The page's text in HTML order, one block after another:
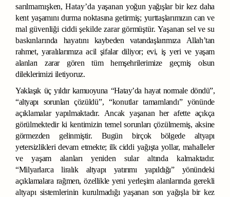
sarılmamışken, Hatay’da yaşanan yoğun yağışlar bir kez daha
kent yaşamını durma noktasına getirmiş; yurttaşlarımızın canve
mal güvenliği ciddi şekilde zarar görmüştür. Yaşanan sel ve su
baskınlarında
hayatını kaybeden vatandaşlarımıza
Allah’tan
rahmet, yaralılarımıza acil şifalar diliyor; evi, iş yeri ve yaşam
alanları
zarar gören tüm hemşehrilerimize geçmiş
olsun
dileklerimizi iletiyoruz.
Yaklaşık üç yıldır kamuoyuna “Hatay’da hayat normale döndü”,
“altyapı
sorunları çözüldü”, “konutlar tamamlandı” yönünde
açıklamalar yapılmaktadır. Ancak yaşanan her afette açıkça
görülmektedir ki kentimizin temel sorunları çözülmemiş, aksine
görmezden
gelinmiştir. Bugün birçok bölgede
altyapı
yetersizlikleri devam etmekte; ilkciddi yağışta yollar, mahalleler
ve
yaşam alanları yeniden sular altında
kalmaktadır.
“Milyarlarca
liralık altyapı yatırımı yapıldığı”
yönündeki
açıklamalara rağmen, özellikle yeni yerleşim alanlarında gerekli
altyapı sistemlerinin kurulmadığı yaşanan son yağışlabir kez